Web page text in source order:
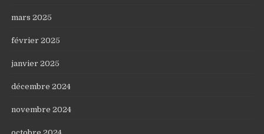
mars 2025
février 2025
janvier 2025
décembre 2024
novembre 2024